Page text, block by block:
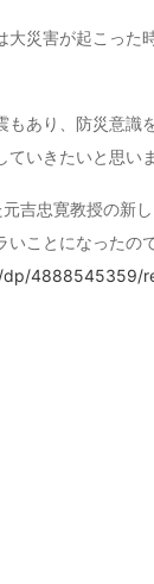
大災害が起こっ
もあり、防災意識
いきたいと思いま
吉忠寛教授の新
いことになったの
4888545359/